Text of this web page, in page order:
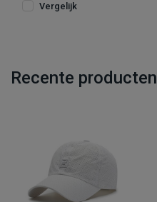
Vergelijk
Recente producten